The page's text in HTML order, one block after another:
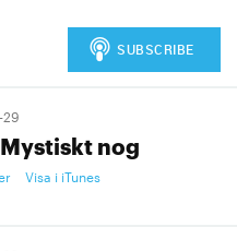
nog
Visa i iTunes